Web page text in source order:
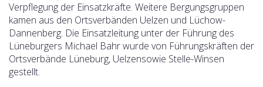
Verpflegung der Einsatzkräfte. Weitere Bergungsgruppen
kamen aus den Ortsverbänden Uelzen und Lüchow-
Dannenberg. Die Einsatzleitung unter der Führung des
Lüneburgers Michael Bahr wurde von Führungskräften der
Ortsverbände Lüneburg, Uelzensowie Stelle-Winsen
gestellt.